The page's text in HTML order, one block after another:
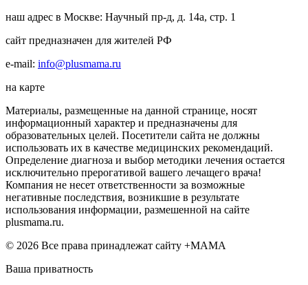
наш адрес в Москве: Научный пр-д, д. 14а, стр. 1
сайт предназначен для жителей РФ
e-mail: info@plusmama.ru
на карте
Материалы, размещенные на данной странице, носят
информационный характер и предназначены для
образовательных целей. Посетители сайта не должны
использовать их в качестве медицинских рекомендаций.
Определение диагноза и выбор методики лечения остается
исключительно прерогативой вашего лечащего врача!
Компания не несет ответственности за возможные
негативные последствия, возникшие в результате
использования информации, размешенной на сайте
plusmama.ru.
© 2026 Все права принадлежат сайту +МАМА
Ваша приватность